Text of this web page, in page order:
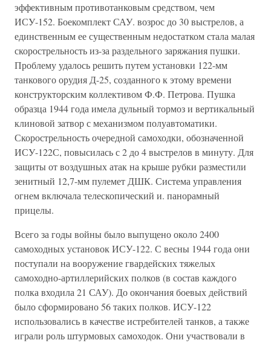
эффективным противотанковым средством, чем
ИСУ-152. Боекомплект САУ. возрос до 30 выстрелов, а
единственным ее существенным недостатком стала малая
скорострельность из-за раздельного заряжания пушки.
Проблему удалось решить путем установки 122-мм
танкового орудия Д-25, созданного к этому времени
конструкторским коллективом Ф.Ф. Петрова. Пушка
образца 1944 года имела дульный тормоз и вертикальный
клиновой затвор с механизмом полуавтоматики.
Скорострельность очередной самоходки, обозначенной
ИСУ-122С, повысилась с 2 до 4 выстрелов в минуту. Для
защиты от воздушных атак на крыше рубки разместили
зенитный 12,7-мм пулемет ДШК. Система управления
огнем включала телескопический и. панорамный
прицелы.
Всего за годы войны было выпущено около 2400
самоходных установок ИСУ-122. С весны 1944 года они
поступали на вооружение гвардейских тяжелых
самоходно-артиллерийских полков (в состав каждого
полка входила 21 САУ). До окончания боевых действий
было сформировано 56 таких полков. ИСУ-122
использовались в качестве истребителей танков, а также
играли роль штурмовых самоходок. Они участвовали в